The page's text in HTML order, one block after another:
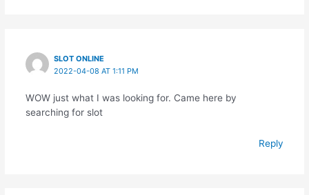
SLOT ONLINE
2022-04-08 AT 1:11 PM
WOW just what I was looking for. Came here by
searching for slot
Reply